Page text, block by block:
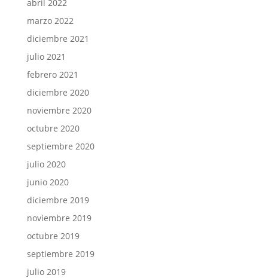
abril 2022
marzo 2022
diciembre 2021
julio 2021
febrero 2021
diciembre 2020
noviembre 2020
octubre 2020
septiembre 2020
julio 2020
junio 2020
diciembre 2019
noviembre 2019
octubre 2019
septiembre 2019
julio 2019